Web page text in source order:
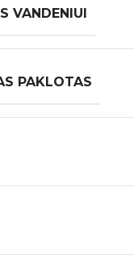
VANDENIUI
PAKLOTAS